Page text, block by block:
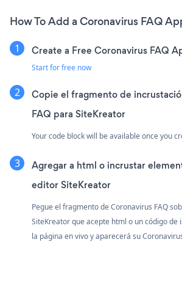
How To Add a Coronavirus FAQ
Create a Free Coronavirus FAQ
Start for free now
Copie el fragmento de
FAQ para SiteKreator
Your code block will be available once you
Agregar a html o incrustar
editor SiteKreator
Pegue el fragmento de Coronavirus FAQ
SiteKreator que acepte html o un código de
la página en vivo y aparecerá su